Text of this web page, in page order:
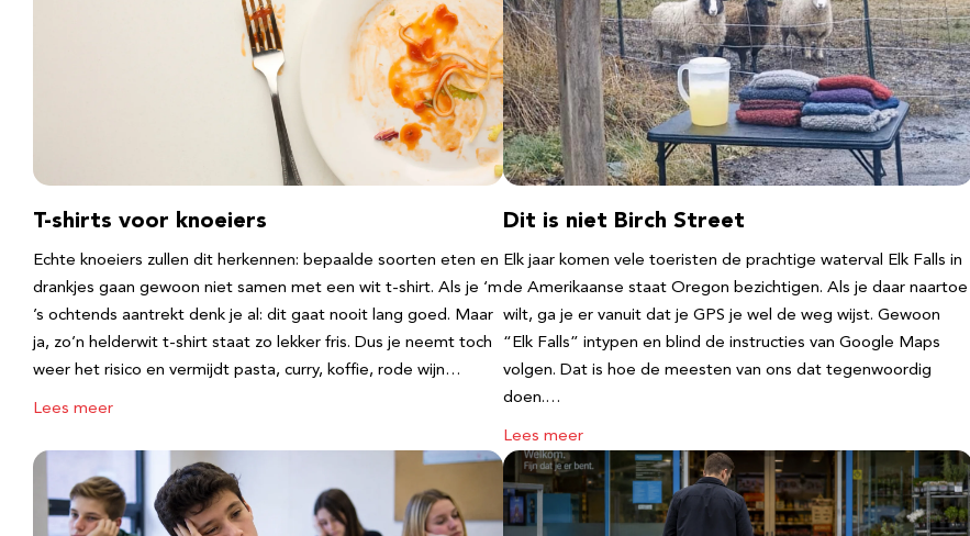
T-shirts voor knoeiers
Echte knoeiers zullen dit herkennen: bepaalde soorten eten en
drankjes gaan gewoon niet samen met een wit t-shirt. Als je ‘m
’s ochtends aantrekt denk je al: dit gaat nooit lang goed. Maar
ja, zo’n helderwit t-shirt staat zo lekker fris. Dus je neemt toch
weer het risico en vermijdt pasta, curry, koffie, rode wijn…
Lees meer
Dit is niet Birch Street
Elk jaar komen vele toeristen de prachtige waterval Elk Falls in
de Amerikaanse staat Oregon bezichtigen. Als je daar naartoe
wilt, ga je er vanuit dat je GPS je wel de weg wijst. Gewoon
“Elk Falls” intypen en blind de instructies van Google Maps
volgen. Dat is hoe de meesten van ons dat tegenwoordig
doen.…
Lees meer